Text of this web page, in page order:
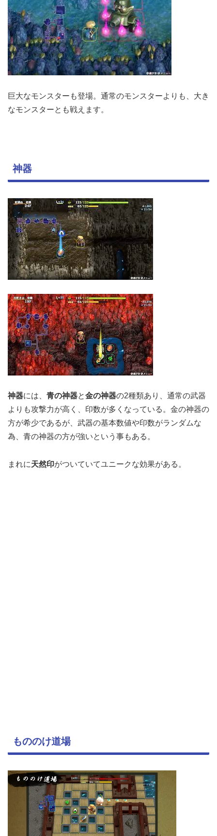
巨大なモンスターも登場。通常のモンスターよりも、大き
なモンスターとも戦えます。
神器
神器には、 青の神器と金の神器の2種類あり、通常の武器
よりも攻撃力が高く、印数が多くなっている。金の神器の
方が希少であるが、武器の基本数値や印数がランダムな
為、青の神器の方が強いという事もある。
まれに天然印がついていてユニークな効果がある。
もののけ道場